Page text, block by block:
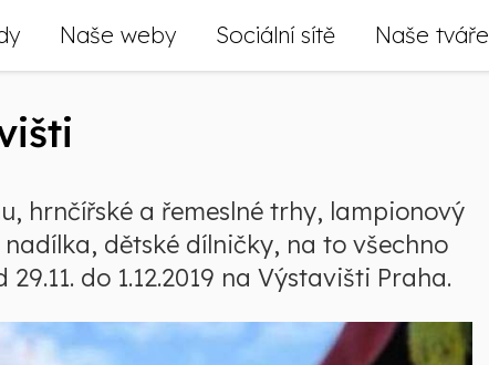
Naše weby Sociální sítě Naše tváře
hrnčířské a řemeslné trhy, lampionový
dětské dílničky, na to všechno
do 1.12.2019 na Výstavišti Praha.